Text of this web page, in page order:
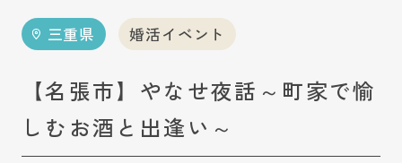
三重県 婚活イベント
【名張市】やなせ夜話～町家で愉
しむお酒と出逢い～